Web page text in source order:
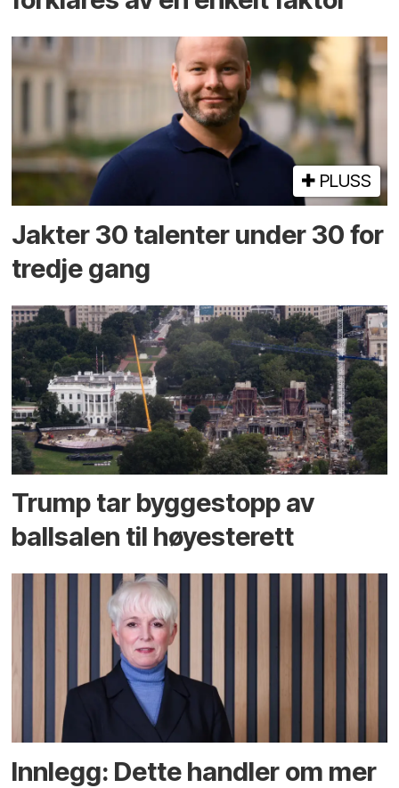
PLUSS
Jakter 30 talenter under 30 for
tredje gang
Trump tar byggestopp av
ballsalen til høyesterett
Innlegg: Dette handler om mer